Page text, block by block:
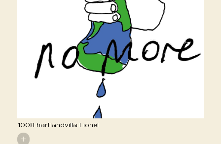
1008 hartlandvilla Lionel
+